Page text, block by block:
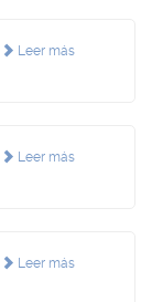
Leer más
Leer más
Leer más